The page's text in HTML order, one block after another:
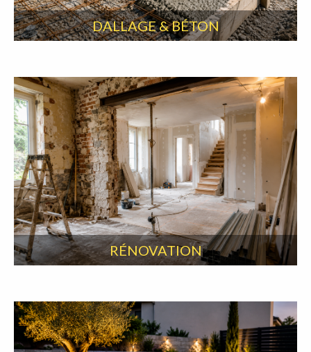
DALLAGE & BÉTON
RÉNOVATION